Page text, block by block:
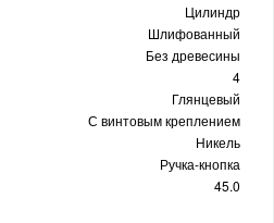
Цилиндр
Шлифованный
Без древесины
4
Глянцевый
С винтовым креплением
Никель
Ручка-кнопка
45.0